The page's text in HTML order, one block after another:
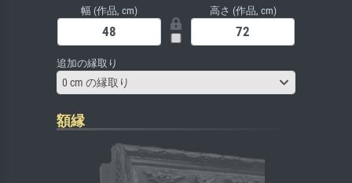
幅 (作品, cm) 高さ (作品, cm)
追加の縁取り
0 cm の縁取り
額縁